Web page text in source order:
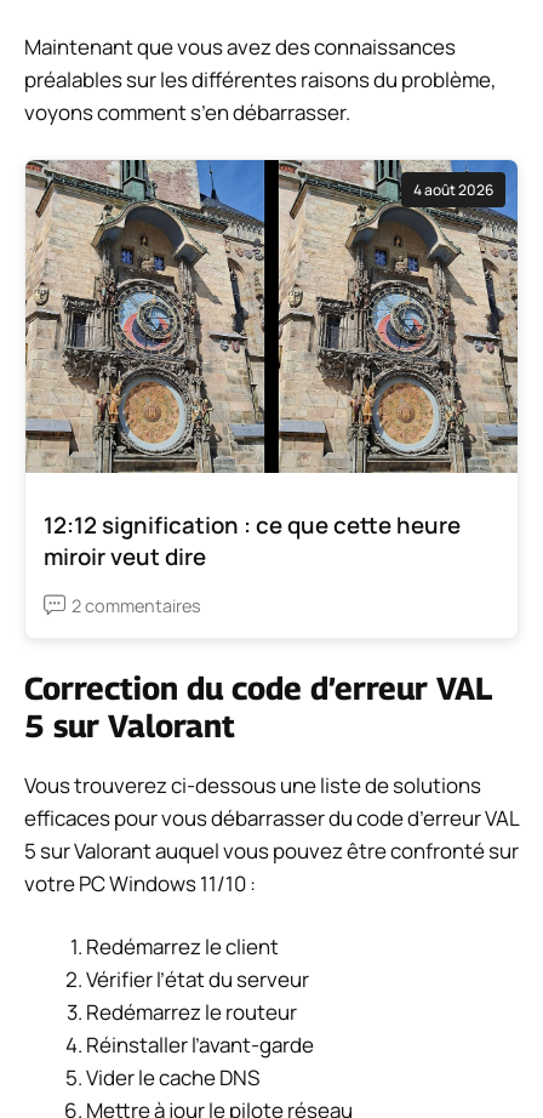
Maintenant que vous avez des connaissances
préalables sur les différentes raisons du problème,
voyons comment s’en débarrasser.
4 août 2026
12:12 signification : ce que cette heure
miroir veut dire
2 commentaires
Correction du code d’erreur VAL
5 sur Valorant
Vous trouverez ci-dessous une liste de solutions
efficaces pour vous débarrasser du code d’erreur VAL
5 sur Valorant auquel vous pouvez être confronté sur
votre PC Windows 11/10 :
Redémarrez le client
Vérifier l’état du serveur
Redémarrez le routeur
Réinstaller l’avant-garde
Vider le cache DNS
Mettre à jour le pilote réseau